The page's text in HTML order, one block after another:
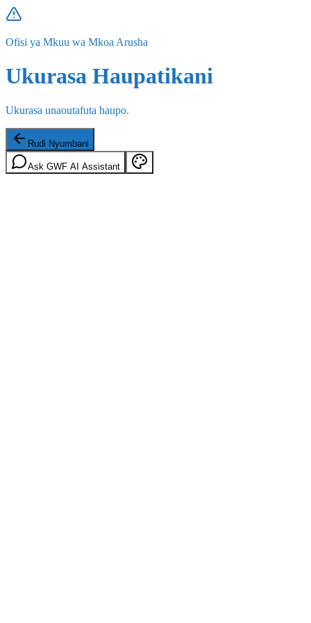
Ofisi ya Mkuu wa Mkoa Arusha
Ukurasa Haupatikani
Ukurasa unaoutafuta haupo.
Rudi Nyumbani
Ask GWF AI Assistant